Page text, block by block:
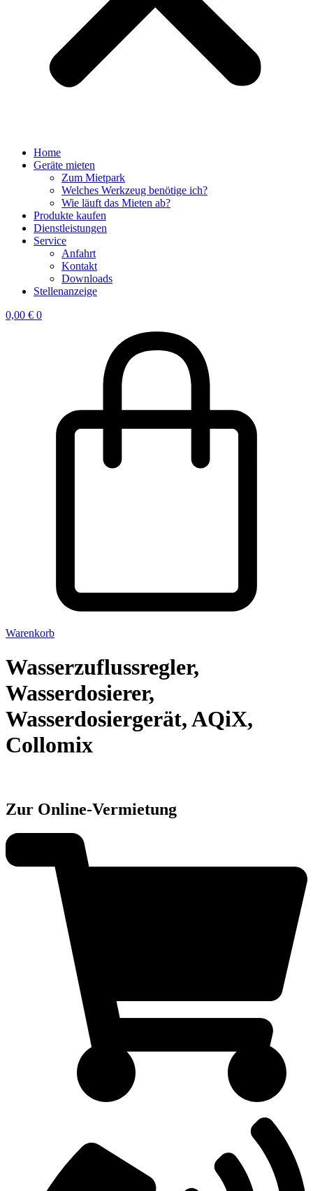
Home
Geräte mieten
Zum Mietpark
Welches Werkzeug benötige ich?
Wie läuft das Mieten ab?
Produkte kaufen
Dienstleistungen
Service
Anfahrt
Kontakt
Downloads
Stellenanzeige
0,00 € 0
Warenkorb
Wasserzuflussregler,
Wasserdosierer,
Wasserdosiergerät, AQiX,
Collomix
Zur Online-Vermietung